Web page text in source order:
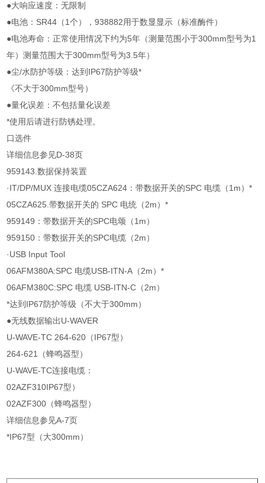
●大响应速度：无限制
●电池：SR44（1个），938882用于数显显示（标准酶件）
●电池寿命：正常使用情况下约为5年（测量范围小于300mm型号为1
年）测量范围大于300mm型号为3.5年）
●尘/水防护等级：达到IP67防护等级*
《不大于300mm型号）
●量化误差：不包括量化误差
*使用后请进行防锈处理。
口选件
详细信息参见D-38页
959143.数据保持装置
·IT/DP/MUX 连接电缆05CZA624：带数据开关的SPC 电缆（1m）*
05CZA625.带数据开关的 SPC 电统（2m）*
959149：带数据开关的SPC电颂（1m）
959150：带数据开关的SPC电缆（2m）
·USB Input Tool
06AFM380A:SPC 电缆USB-ITN-A（2m）*
06AFM380C:SPC 电缆 USB-ITN-C（2m）
*达到IP67防护等级（不大于300mm）
●无线数据输出U-WAVER
U-WAVE-TC 264-620（IP67型）
264-621（蜂鸣器型）
U-WAVE-TC连接电缆：
02AZF310IP67型）
02AZF300（蜂鸣器型）
详细信息参见A-7页
*IP67型（大300mm）